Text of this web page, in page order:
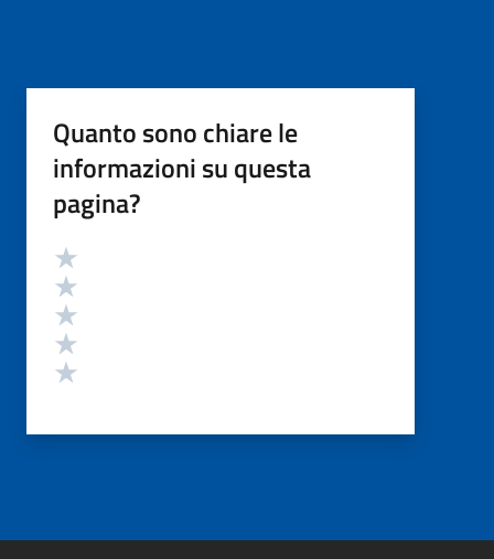
Quanto sono chiare le
informazioni su questa
pagina?
Valutazione